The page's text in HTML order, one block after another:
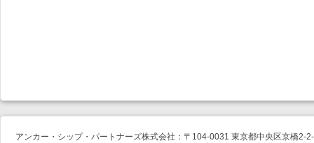
アンカー・シップ・パートナーズ株式会社：〒104-0031 東京都中央区京橋2-